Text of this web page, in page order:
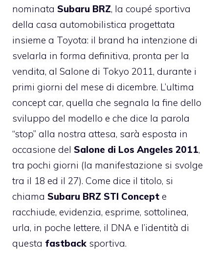
nominata Subaru BRZ, la coupé sportiva
della casa automobilistica progettata
insieme a Toyota: il brand ha intenzione di
svelarla in forma definitiva, pronta per la
vendita, al Salone di Tokyo 2011, durante i
primi giorni del mese di dicembre. L’ultima
concept car, quella che segnala la fine dello
sviluppo del modello e che dice la parola
“stop” alla nostra attesa, sarà esposta in
occasione del Salone di Los Angeles 2011,
tra pochi giorni (la manifestazione si svolge
tra il 18 ed il 27). Come dice il titolo, si
chiama Subaru BRZ STI Concept e
racchiude, evidenzia, esprime, sottolinea,
urla, in poche lettere, il DNA e l’identità di
questa fastback sportiva.